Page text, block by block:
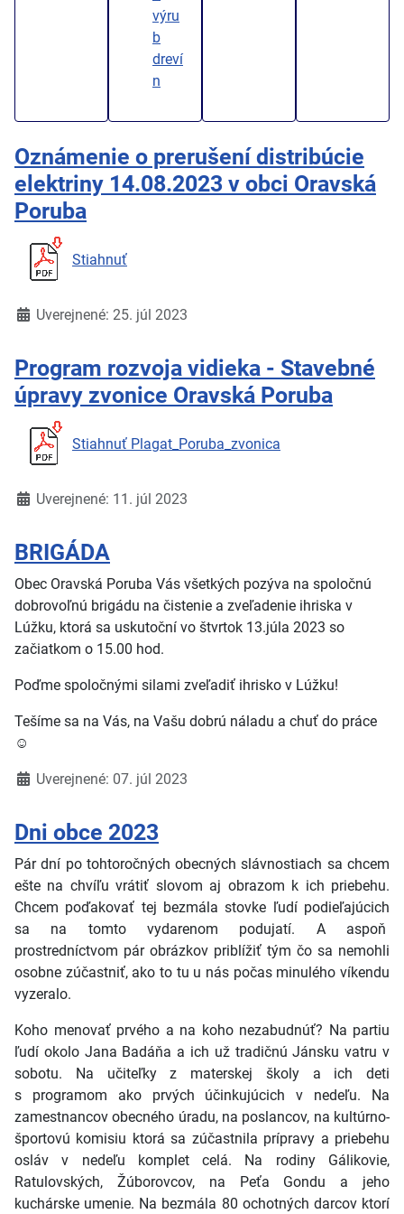
výru
b
dreví
n
Oznámenie o prerušení distribúcie
elektriny 14.08.2023 v obci Oravská
Poruba
Stiahnuť
DetailyUverejnené: 25. júl 2023
Program rozvoja vidieka - Stavebné
úpravy zvonice Oravská Poruba
Stiahnuť Plagat_Poruba_zvonica
DetailyUverejnené: 11. júl 2023
BRIGÁDA
Obec Oravská Poruba Vás všetkých pozýva na spoločnú
dobrovoľnú brigádu na čistenie a zveľadenie ihriska v
Lúžku, ktorá sa uskutoční vo štvrtok 13.júla 2023 so
začiatkom o 15.00 hod.
Poďme spoločnými silami zveľadiť ihrisko v Lúžku!
Tešíme sa na Vás, na Vašu dobrú náladu a chuť do práce
☺
DetailyUverejnené: 07. júl 2023
Dni obce 2023
Pár dní po tohtoročných obecných slávnostiach sa chcem
ešte na chvíľu vrátiť slovom aj obrazom k ich priebehu.
Chcem poďakovať tej bezmála stovke ľudí podieľajúcich
sa na tomto vydarenom podujatí. A aspoň
prostredníctvom pár obrázkov priblížiť tým čo sa nemohli
osobne zúčastniť, ako to tu u nás počas minulého víkendu
vyzeralo.
Koho menovať prvého a na koho nezabudnúť? Na partiu
ľudí okolo Jana Badáňa a ich už tradičnú Jánsku vatru v
sobotu. Na učiteľky z materskej školy a ich deti
s programom ako prvých účinkujúcich v nedeľu. Na
zamestnancov obecného úradu, na poslancov, na kultúrno-
športovú komisiu ktorá sa zúčastnila prípravy a priebehu
osláv v nedeľu komplet celá. Na rodiny Gálikovie,
Ratulovských, Žúborovcov, na Peťa Gondu a jeho
kuchárske umenie. Na bezmála 80 ochotných darcov ktorí